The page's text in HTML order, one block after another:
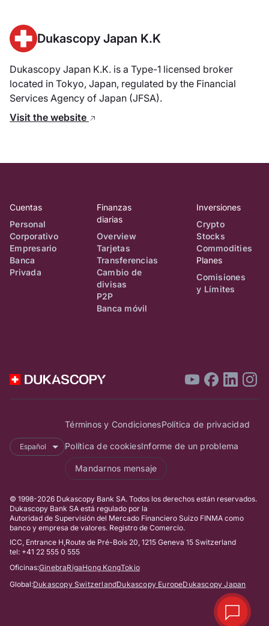
Dukascopy Japan K.K
Dukascopy Japan K.K. is a Type-1 licensed broker
located in Tokyo, Japan, regulated by the Financial
Services Agency of Japan (JFSA).
Visit the website
Cuentas
Personal
Corporativo
Empresario
Banca
Privada
Finanzas
diarias
Overview
Tarjetas
Transferencias
Cambio de
divisas
P2P
Banca móvil
Inversiones
Crypto
Stocks
Commodities
Planes
Comisiones
y Límites
Español
Términos y CondicionesPolítica de privacidad
Política de cookiesInforme de un problema
Mandarnos mensaje
© 1998-2026 Dukascopy Bank SA. Todos los derechos están reservados.
Dukascopy Bank SA está regulado por la
Autoridad de Supervisión del Mercado Financiero Suizo FINMA como
banco y empresa de valores. Registro de Comercio.
ICC, Entrance H,Route de Pré-Bois 20, 1215 Geneva 15 Switzerland
tel: +41 22 555 0 555
Oficinas:GinebraRigaHong KongTokio
Global:Dukascopy SwitzerlandDukascopy EuropeDukascopy Japan